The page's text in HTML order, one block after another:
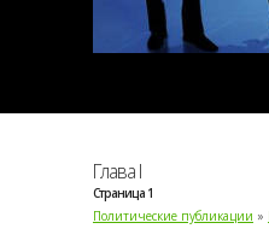
Глава I
Страница 1
Политические публикации »